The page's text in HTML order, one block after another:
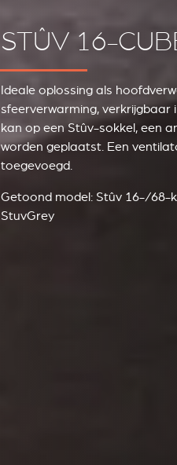
STÛV 16-
Ideale oplossing als
sfeerverwarming, verkrijgbaar
kan op een Stûv-sokkel, een
worden geplaatst. Een
toegevoegd.
Getoond model: Stûv 16-/68-
StuvGrey